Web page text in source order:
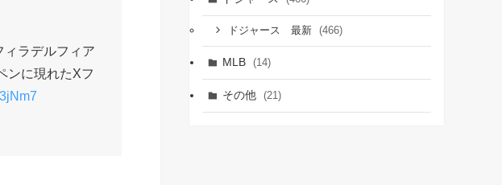
ラデルフィア
ンに現れたXフ
ドジャース 最新 (466)
MLB (14)
その他 (21)